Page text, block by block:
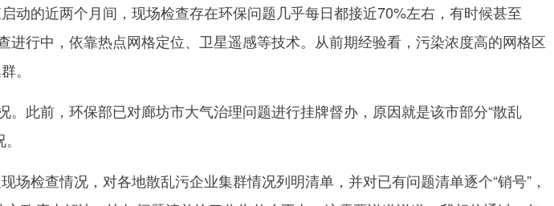
的近两个月间，现场检查存在环保问题几乎每日都接近70%左右，有时候甚至
行中，依靠热点网格定位、卫星遥感等技术。从前期经验看，污染浓度高的网格区
。
此前，环保部已对廊坊市大气治理问题进行挂牌督办，原因就是该市部分“散乱
查情况，对各地散乱污企业集群情况列明清单，并对已有问题清单逐个“销号”，